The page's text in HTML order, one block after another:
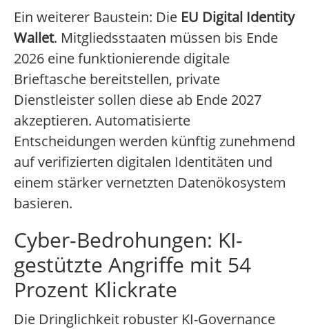
Ein weiterer Baustein: Die EU Digital Identity
Wallet. Mitgliedsstaaten müssen bis Ende
2026 eine funktionierende digitale
Brieftasche bereitstellen, private
Dienstleister sollen diese ab Ende 2027
akzeptieren. Automatisierte
Entscheidungen werden künftig zunehmend
auf verifizierten digitalen Identitäten und
einem stärker vernetzten Datenökosystem
basieren.
Cyber-Bedrohungen: KI-
gestützte Angriffe mit 54
Prozent Klickrate
Die Dringlichkeit robuster KI-Governance